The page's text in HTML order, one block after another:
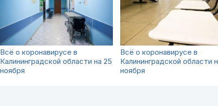
Всё о коронавирусе в
Калининградской области на 25
ноября
Всё о коронавирусе в
Калининградской области
ноября